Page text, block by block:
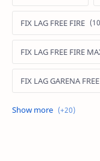
FIX LAG FREE FIRE
FIX LAG FREE FIRE
FIX LAG GARENA
FIX LAG LIÊN QUÂN